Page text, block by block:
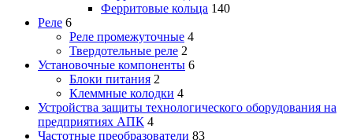
Ферритовые кольца 140
Реле 6
Реле промежуточные 4
Твердотельные реле 2
Установочные компоненты 6
Блоки питания 2
Клеммные колодки 4
Устройства защиты технологического оборудования на
предприятиях АПК 4
Частотные преобразователи 83